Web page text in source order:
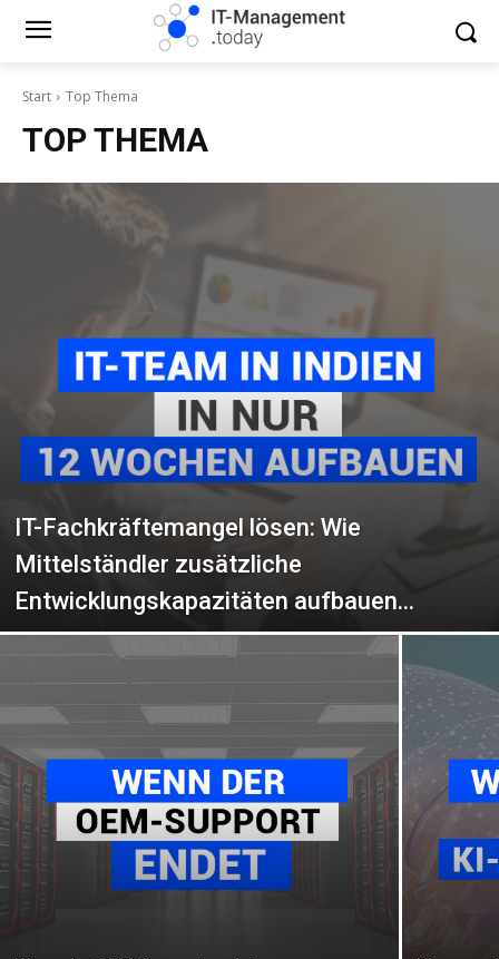
Start Top Thema
TOP THEMA
IT-Fachkräftemangel lösen: Wie
Mittelständler zusätzliche
Entwicklungskapazitäten aufbauen...